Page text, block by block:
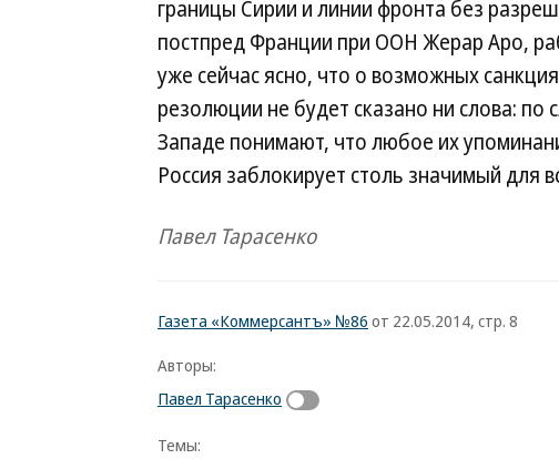
границы Сирии и линии фронта без
постпред Франции при ООН Жерар Аро,
уже сейчас ясно, что о возможных
резолюции не будет сказано ни слова: по
Западе понимают, что любое их
Россия заблокирует столь значимый для
Павел Тарасенко
Газета «Коммерсантъ» №86 от 22.05.2014, стр. 8
Авторы:
Павел Тарасенко
Темы: